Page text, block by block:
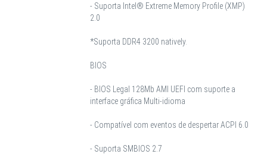
- Suporta Intel® Extreme Memory Profile (XMP)
2.0
*Suporta DDR4 3200 natively.
BIOS
- BIOS Legal 128Mb AMI UEFI com suporte a
interface gráfica Multi-idioma
- Compatível com eventos de despertar ACPI 6.0
- Suporta SMBIOS 2.7